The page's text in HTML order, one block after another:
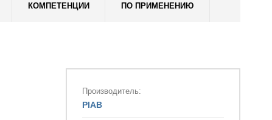
КОМПЕТЕНЦИИ ПО ПРИМЕНЕНИЮ
Производитель:
PIAB